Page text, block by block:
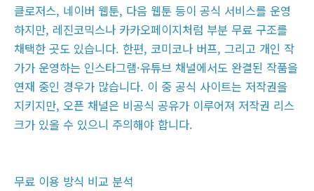
클로저스, 네이버 웹툰, 다음 웹툰 등이 공식 서비스를 운영
하지만, 레진코믹스나 카카오페이지처럼 부분 무료 구조를
채택한 곳도 있습니다. 한편, 코미코나 버프, 그리고 개인 작
가가 운영하는 인스타그램·유튜브 채널에서도 완결된 작품을
연재 중인 경우가 많습니다. 이 중 공식 사이트는 저작권을
지키지만, 오픈 채널은 비공식 공유가 이루어져 저작권 리스
크가 있을 수 있으니 주의해야 합니다.
무료 이용 방식 비교 분석